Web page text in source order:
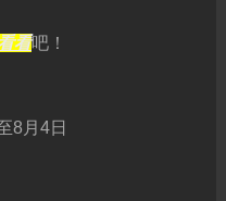
看吧！
8月4日